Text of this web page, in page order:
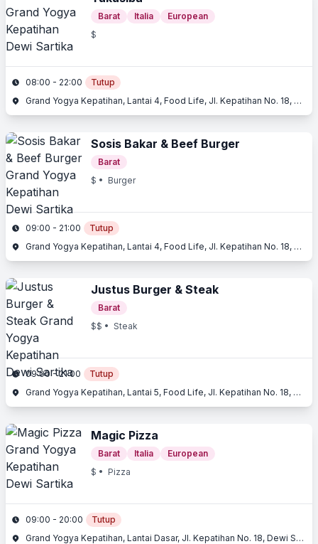
Barat Italia
European
$
08:00 - 22:00
Tutup
Grand Yogya Kepatihan, Lantai 4, Food Life, Jl. Kepatihan No. 18, Dewi Sartika, Bandung, Jawa Barat
Sosis Bakar & Beef Burger
Barat
$ • Burger
09:00 - 21:00
Tutup
Grand Yogya Kepatihan, Lantai 4, Food Life, Jl. Kepatihan No. 18, Dewi Sartika, Bandung, Jawa Barat
Justus Burger & Steak
Barat
$$ • Steak
09:00 - 21:00
Tutup
Grand Yogya Kepatihan, Lantai 5, Food Life, Jl. Kepatihan No. 18, Dewi Sartika, Bandung, Jawa Barat
Magic Pizza
Barat Italia
European
$ • Pizza
09:00 - 20:00
Tutup
Grand Yogya Kepatihan, Lantai Dasar, Jl. Kepatihan No. 18, Dewi Sartika, Bandung, Jawa Barat